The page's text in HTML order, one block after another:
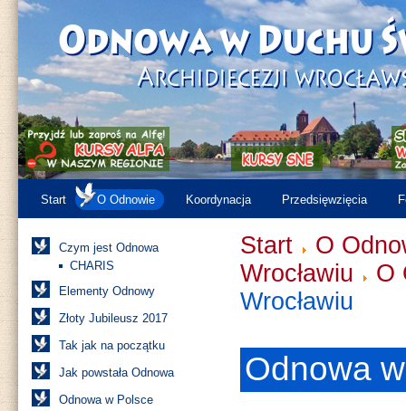
Start O Odnowie Koordynacja Przedsięwzięcia
Czym jest Odnowa
CHARIS
Elementy Odnowy
Złoty Jubileusz 2017
Tak jak na początku
Jak powstała Odnowa
Odnowa w Polsce
Start
O
Wrocławiu
O
Wrocławiu
Odnowa